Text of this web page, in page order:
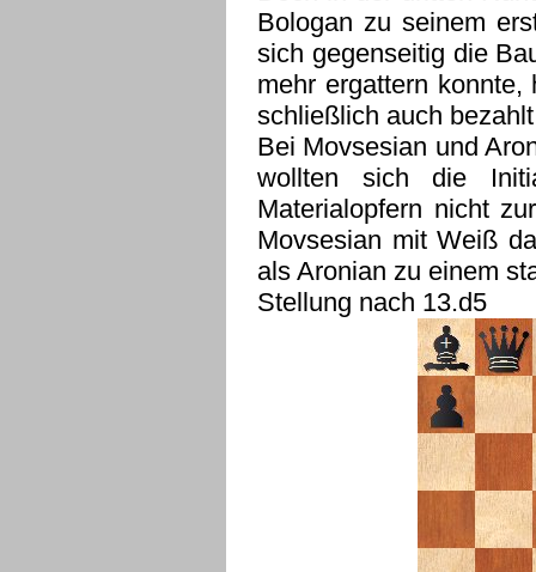
Bologan zu seinem
sich gegenseitig die
mehr ergattern
schließlich auch
Bei Movsesian und
wollten sich die
Materialopfern nicht
Movsesian mit Weiß
als Aronian zu einem
Stellung nach 13.d5